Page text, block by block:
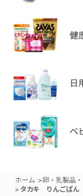
ホーム >卵・乳製品
> タカキ りんごぱん